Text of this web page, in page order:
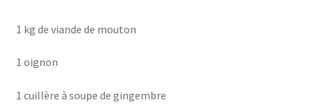
1 kg de viande de mouton
1 oignon
1 cuillère à soupe de gingembre